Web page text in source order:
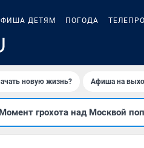
ДЕТЯМ ПОГОДА
новую жизнь? Афиша на
Момент грохота над Москвой